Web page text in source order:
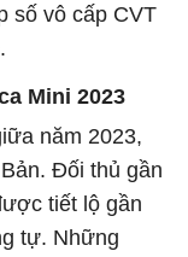
số vô cấp CVT
Mini 2023
năm 2023,
Đối thủ gần
tiết lộ gần
tự. Những